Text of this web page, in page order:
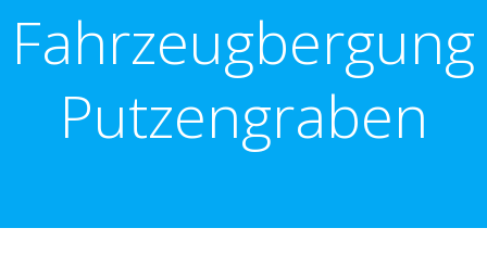
Fahrzeugbergung
Putzengraben